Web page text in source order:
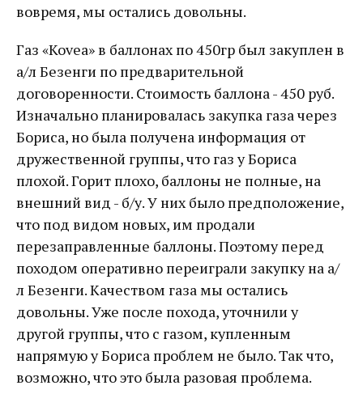
вовремя, мы остались довольны.
Газ «Kovea» в баллонах по 450гр был закуплен в
а/л Безенги по предварительной
договоренности. Стоимость баллона - 450 руб.
Изначально планировалась закупка газа через
Бориса, но была получена информация от
дружественной группы, что газ у Бориса
плохой. Горит плохо, баллоны не полные, на
внешний вид - б/у. У них было предположение,
что под видом новых, им продали
перезаправленные баллоны. Поэтому перед
походом оперативно переиграли закупку на а/
л Безенги. Качеством газа мы остались
довольны. Уже после похода, уточнили у
другой группы, что с газом, купленным
напрямую у Бориса проблем не было. Так что,
возможно, что это была разовая проблема.